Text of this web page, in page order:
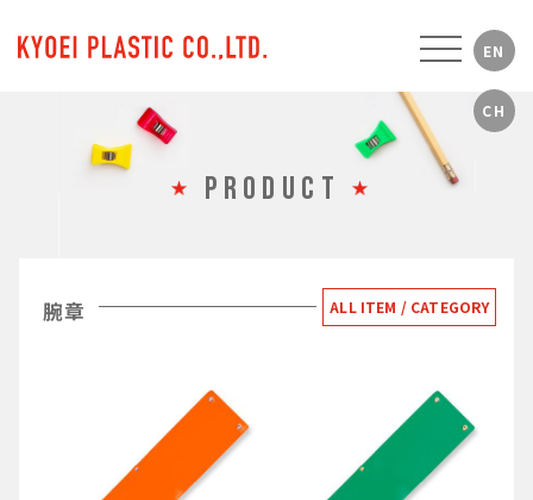
PRODUCT
腕章 ALL ITEM / CATEGORY